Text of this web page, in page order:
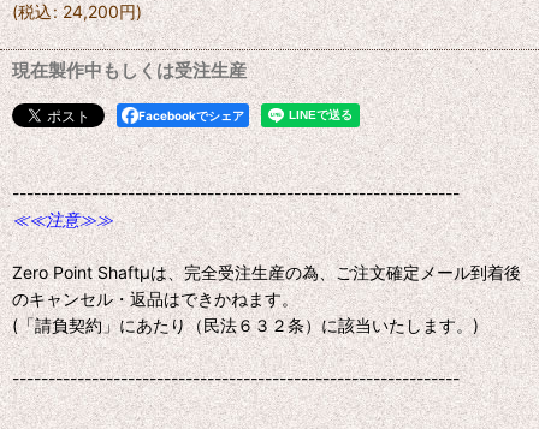
(税込: 24,200円)
現在製作中もしくは受注生産
Facebookでシェア
--------------------------------------------------------------
≪≪注意≫≫
Zero Point Shaftμは、完全受注生産の為、ご注文確定メール到着後
のキャンセル・返品はできかねます。
(「請負契約」にあたり（民法６３２条）に該当いたします。)
--------------------------------------------------------------